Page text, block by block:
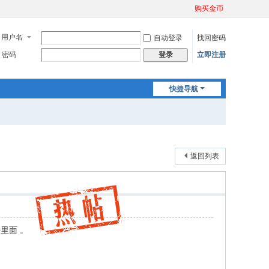
购买金币
用户名 自动登录
找回密码
密码
登录 立即注册
快捷导航
返回列表
面 。